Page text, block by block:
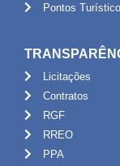
Pontos
Licitações
Contratos
RGF
RREO
PPA